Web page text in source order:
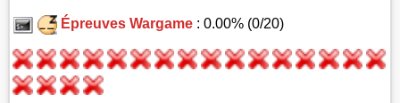
Épreuves Wargame: 0.00% (0/20)